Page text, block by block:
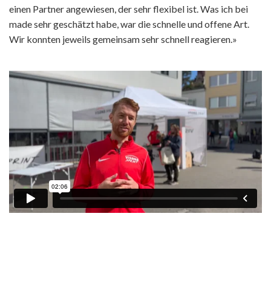
einen Partner angewiesen, der sehr flexibel ist. Was ich bei
made sehr geschätzt habe, war die schnelle und offene Art.
Wir konnten jeweils gemeinsam sehr schnell reagieren.»